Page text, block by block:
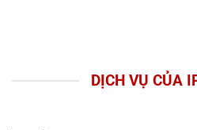
DỊCH VỤ CỦA